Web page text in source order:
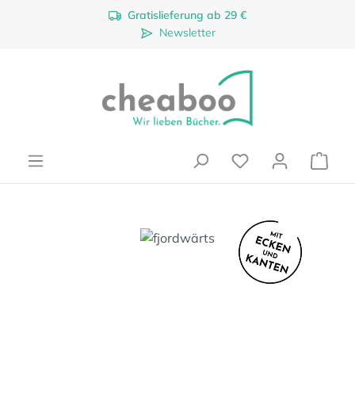
Zum Hauptinhalt springenGratislieferung ab 29 €
Newsletter
Bildergalerie überspringen